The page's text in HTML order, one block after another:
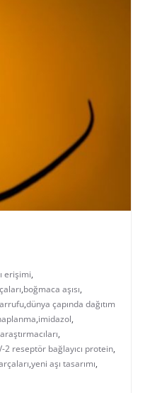
erişimi,
,boğmaca aşısı,
,dünya çapında dağıtım
,imidazol,
,
2 reseptör bağlayıcı protein,
,yeni aşı tasarımı,